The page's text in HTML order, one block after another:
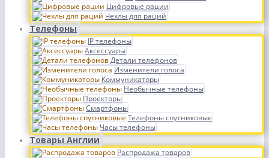
Цифровые рации
Чехлы для раций
Телефоны
IP телефоны
Аксессуары
Детали телефонов
Изменители голоса
Коммуникаторы
Необычные телефоны
Проекторы
Смартфоны
Телефоны спутниковые
Часы телефоны
Товары Англии
Распродажа товаров